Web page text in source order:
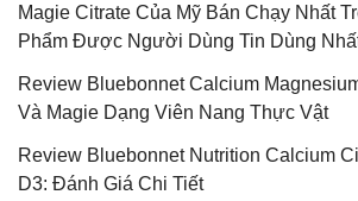
Magie Citrate Của Mỹ Bán Chạy Nhất
Phẩm Được Người Dùng Tin Dùng
Review Bluebonnet Calcium
Và Magie Dạng Viên Nang Thực Vật
Review Bluebonnet Nutrition Calcium
D3: Đánh Giá Chi Tiết